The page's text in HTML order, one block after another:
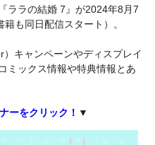
ララの結婚 7』が2024年8月7
も同日配信スタート）。
キャンペーンやディスプレイ
ミックス情報や特典情報とあ
ーをクリック！ ▼